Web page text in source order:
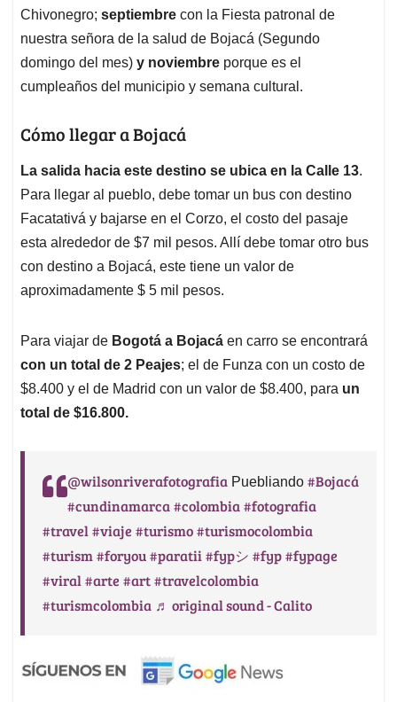
Chivonegro; septiembre con la Fiesta patronal de
nuestra señora de la salud de Bojacá (Segundo
domingo del mes) y noviembre porque es el
cumpleaños del municipio y semana cultural.
Cómo llegar a Bojacá
La salida hacia este destino se ubica en la Calle 13.
Para llegar al pueblo, debe tomar un bus con destino
Facatativá y bajarse en el Corzo, el costo del pasaje
esta alrededor de $7 mil pesos. Allí debe tomar otro bus
con destino a Bojacá, este tiene un valor de
aproximadamente $ 5 mil pesos.
Para viajar de Bogotá a Bojacá en carro se encontrará
con un total de 2 Peajes; el de Funza con un costo de
$8.400 y el de Madrid con un valor de $8.400, para un
total de $16.800.
@wilsonriverafotografia Puebliando #Bojacá
#cundinamarca#colombia#fotografia
#travel #viaje #turismo#turismocolombia
#turism#foryou#paratii #fypシ #fyp#fypage
#viral #arte #art#travelcolombia
#turismcolombia ♬ original sound - Calito